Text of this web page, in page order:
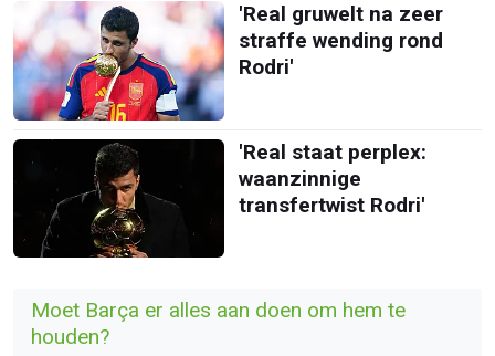
'Real gruwelt na zeer
straffe wending rond
Rodri'
'Real staat perplex:
waanzinnige
transfertwist Rodri'
Moet Barça er alles aan doen om hem te
houden?